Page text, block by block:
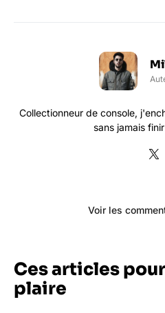
Collectionneur de console,
sans jamais
Voir les
Ces articles
plaire